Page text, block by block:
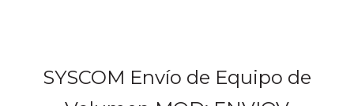
SYSCOM Envío de Equipo de